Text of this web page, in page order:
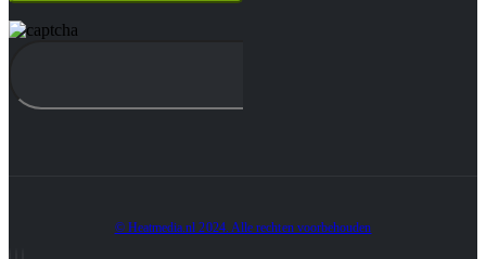
© Heatmedia.nl 2024. Alle rechten voorbehouden